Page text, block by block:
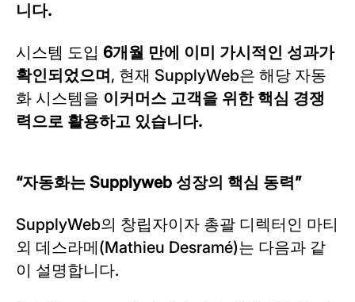
니다.
시스템 도입 6개월 만에 이미 가시적인 성과가
확인되었으며 , 현재 SupplyWeb은 해당 자동
화 시스템을 이커머스 고객을 위한 핵심 경쟁
력으로 활용하고 있습니다.
“자동화는 Supplyweb 성장의 핵심 동력”
SupplyWeb의 창립자이자 총괄 디렉터인 마티
외 데스라메(Mathieu Desramé)는 다음과 같
이 설명합니다.